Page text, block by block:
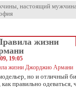
, настоящий
жизни
19:05
но и отличный
правильно